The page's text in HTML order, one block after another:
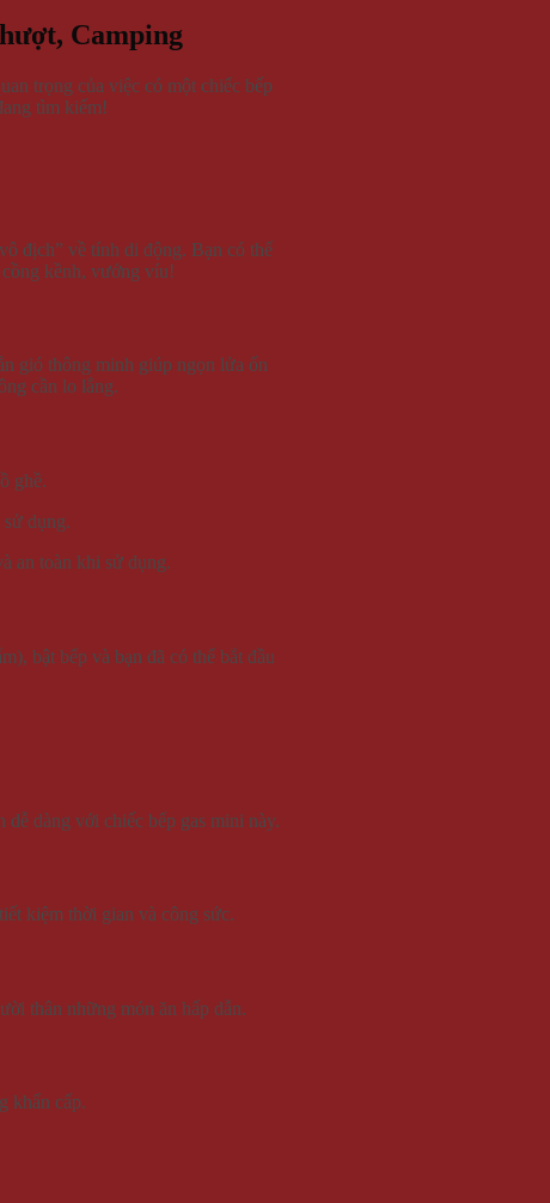
Camping
trọng của việc có một chiếc bếp
tìm kiếm!
địch” về tính di động. Bạn có thể
kềnh, vướng víu!
gió thông minh giúp ngọn lửa ổn
cần lo lắng.
ghề.
dụng.
an toàn khi sử dụng.
bật bếp và bạn đã có thể bắt đầu
dàng với chiếc bếp gas mini này.
kiệm thời gian và công sức.
thân những món ăn hấp dẫn.
khẩn cấp.